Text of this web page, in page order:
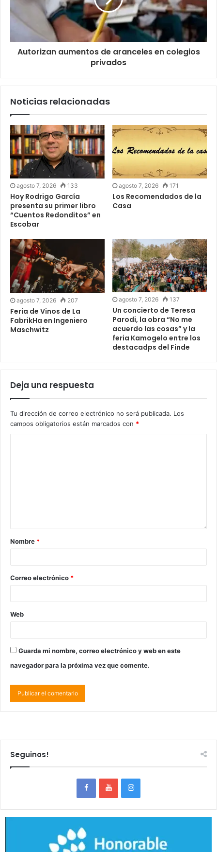
Autorizan aumentos de aranceles en colegios
privados
Noticias relacionadas
agosto 7, 2026 133
Hoy Rodrigo García
presenta su primer libro
“Cuentos Redonditos” en
Escobar
agosto 7, 2026 171
Los Recomendados de la
Casa
agosto 7, 2026 207
Feria de Vinos de La
FabrikHa en Ingeniero
Maschwitz
agosto 7, 2026 137
Un concierto de Teresa
Parodi, la obra “No me
acuerdo las cosas” y la
feria Kamogelo entre los
destacadps del Finde
Deja una respuesta
Tu dirección de correo electrónico no será publicada. Los
campos obligatorios están marcados con *
Nombre *
Correo electrónico *
Web
Guarda mi nombre, correo electrónico y web en este
navegador para la próxima vez que comente.
Seguinos!